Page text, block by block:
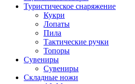
Туристическое снаряжение
Кукри
Лопаты
Пила
Тактические ручки
Топоры
Сувениры
Сувениры
Складные ножи